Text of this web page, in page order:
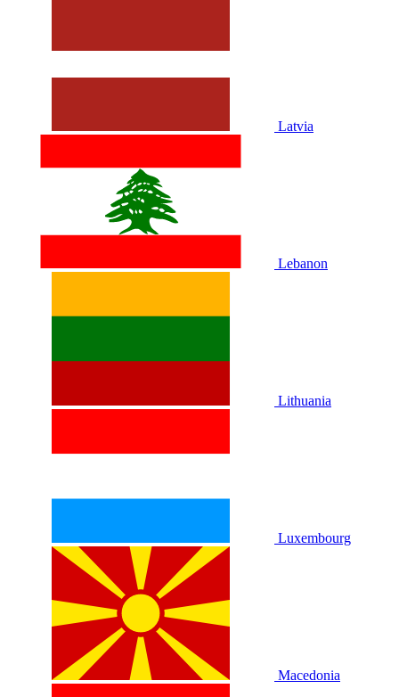
Latvia
Lebanon
Lithuania
Luxembourg
Macedonia